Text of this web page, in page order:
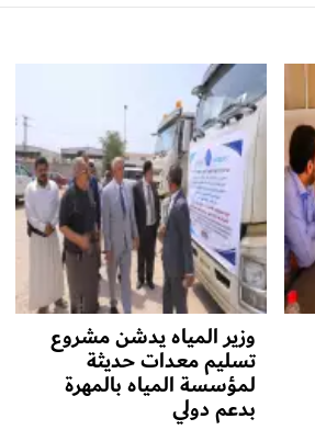
وزير المياه يدشن مشروع
تسليم معدات حديثة
لمؤسسة المياه بالمهرة
بدعم دولي